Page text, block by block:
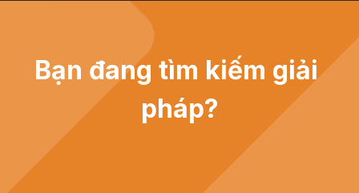
Bạn đang tìm kiếm giải
pháp?